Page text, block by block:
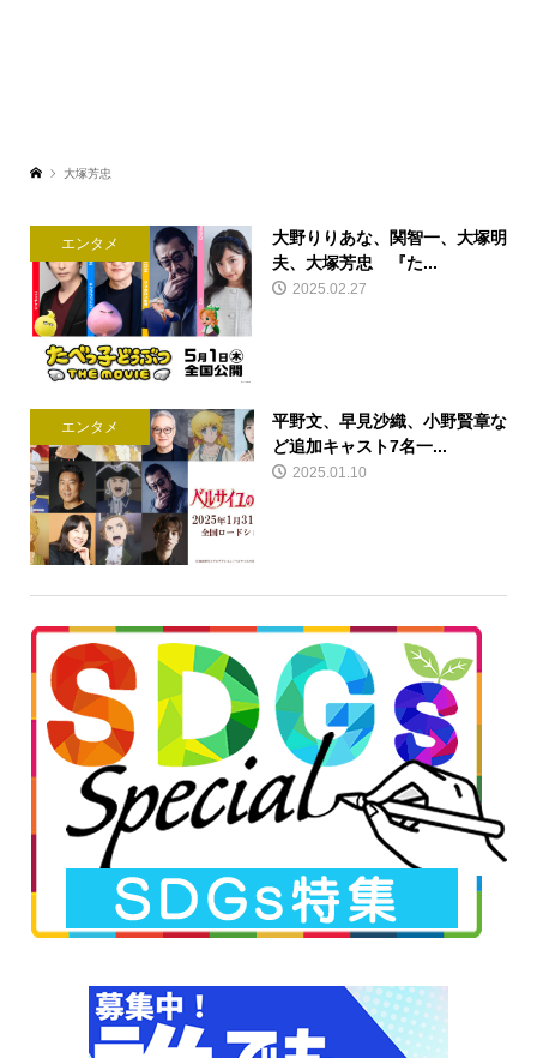
大塚芳忠
エンタメ
大野りりあな、関智一、大塚明
夫、大塚芳忠 『た...
2025.02.27
エンタメ
平野文、早見沙織、小野賢章な
ど追加キャスト7名一...
2025.01.10